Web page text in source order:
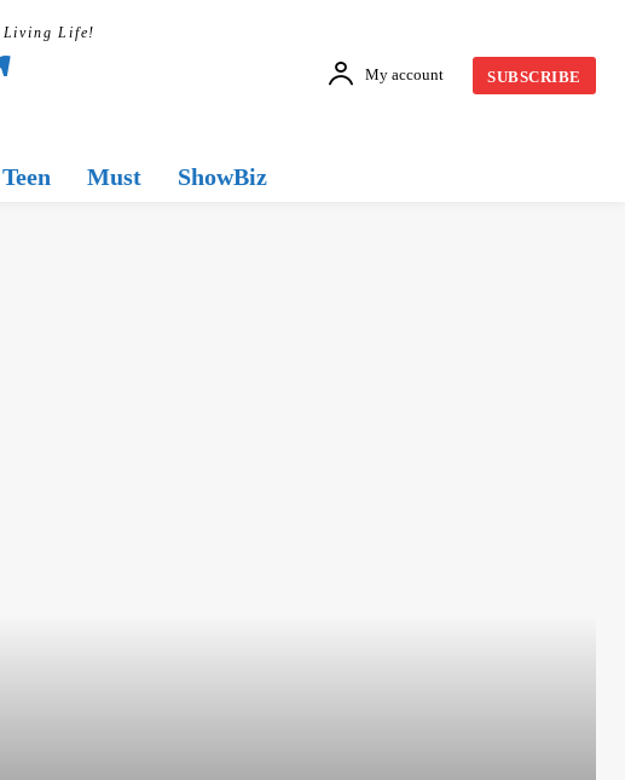
Living Life!
My account SUBSCRIBE
Teen Must ShowBiz